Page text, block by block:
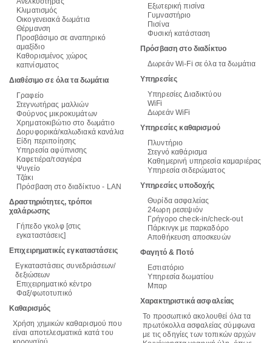
Κλιματισμός
Οικογενειακά δωμάτια
Θέρμανση
Προσβάσιμο σε αναπηρικό
αμαξίδιο
Καθορισμένος χώρος
καπνίσματος
Διαθέσιμο σε όλα τα δωμάτια
Γραφείο
Στεγνωτήρας μαλλιών
Φούρνος μικροκυμάτων
Χρηματοκιβώτιο στο δωμάτιο
Δορυφορικά/καλωδιακά κανάλια
Είδη περιποίησης
Υπηρεσία αφύπνισης
Καφετιέρα/τσαγιέρα
Ψυγείο
Τζάκι
Πρόσβαση στο διαδίκτυο - LAN
Δραστηριότητες, τρόποι
χαλάρωσης
Γήπεδο γκολφ [στις
εγκαταστάσεις]
Επιχειρηματικές εγκαταστάσεις
Εγκαταστάσεις συνεδριάσεων/
δεξιώσεων
Επιχειρηματικό κέντρο
Φαξ/φωτοτυπικό
Καθαρισμός
Χρήση χημικών καθαρισμού που
είναι αποτελεσματικά κατά του
Εξωτερική πισίνα
Γυμναστήριο
Πισίνα
Φυσική κατάσταση
Πρόσβαση στο διαδίκτυο
Δωρεάν Wi-Fi σε όλα τα δωμάτια
Υπηρεσίες
Υπηρεσίες Διαδικτύου
WiFi
Δωρεάν WiFi
Υπηρεσίες καθαρισμού
Πλυντήριο
Στεγνό καθάρισμα
Καθημερινή υπηρεσία καμαριέρας
Υπηρεσία σιδερώματος
Υπηρεσίες υποδοχής
Θυρίδα ασφαλείας
24ωρη ρεσεψιόν
Γρήγορο check-in/check-out
Πάρκινγκ με παρκαδόρο
Αποθήκευση αποσκευών
Φαγητό & Ποτό
Εστιατόριο
Υπηρεσία δωματίου
Μπαρ
Χαρακτηριστικά ασφαλείας
Το προσωπικό ακολουθεί όλα τα
πρωτόκολλα ασφαλείας σύμφωνα
με τις οδηγίες των τοπικών αρχών